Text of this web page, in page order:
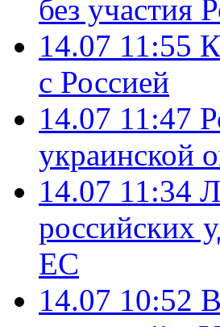
без участия
14.07 11:55
с Россией
14.07 11:47
украинской
14.07 11:34
российских
ЕС
14.07 10:52